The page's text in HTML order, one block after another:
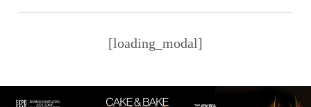
[loading_modal]